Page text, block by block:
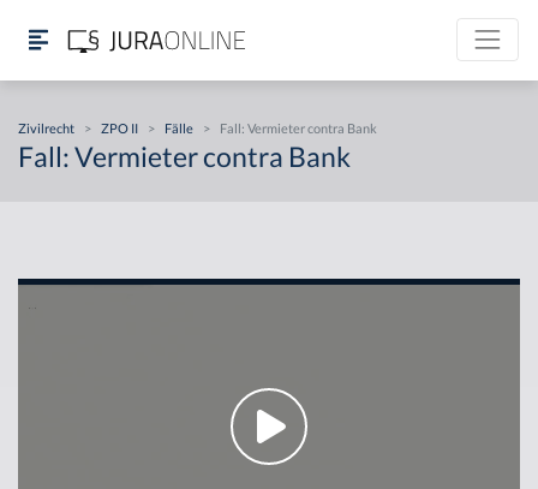
Zivilrecht > ZPO II > Fälle > Fall: Vermieter contra Bank
Fall: Vermieter contra Bank